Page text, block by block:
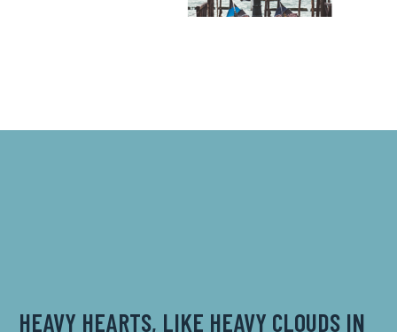
HEAVY HEARTS, LIKE HEAVY CLOUDS IN